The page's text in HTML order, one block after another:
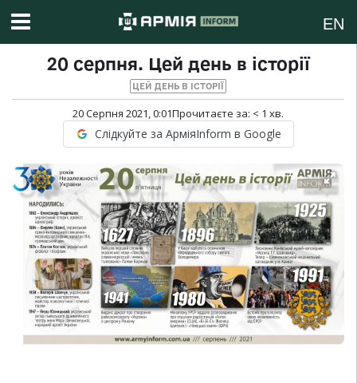
EN
20 серпня. Цей день в історії
ЦЕЙ ДЕНЬ В ІСТОРІЇ
20 Серпня 2021, 0:01Прочитаєте за: < 1 хв.
Слідкуйте за АрміяInform в Google